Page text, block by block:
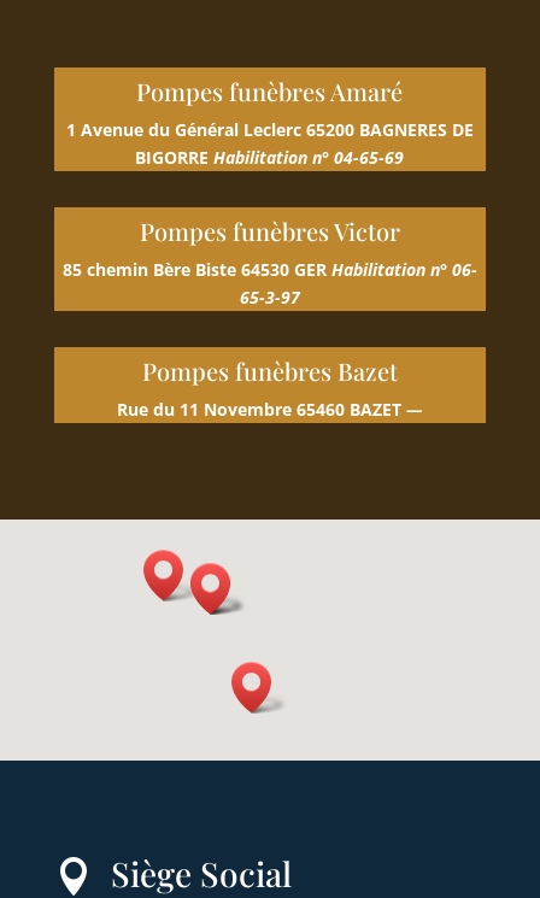
Pompes funèbres Amaré
1 Avenue du Général Leclerc 65200 BAGNERES DE
BIGORREHabilitation n° 04-65-69
Pompes funèbres Victor
85 chemin Bère Biste 64530 GER Habilitation n° 06-
65-3-97
Pompes funèbres Bazet
Rue du 11 Novembre 65460 BAZET—
 Siège Social